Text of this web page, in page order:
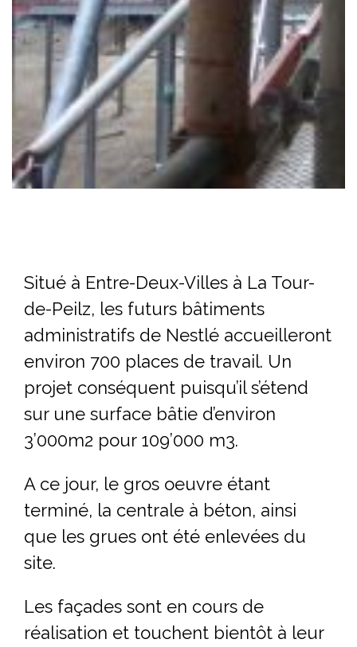
Situé à Entre-Deux-Villes à La Tour-
de-Peilz, les futurs bâtiments
administratifs de Nestlé accueilleront
environ 700 places de travail. Un
projet conséquent puisqu’il s’étend
sur une surface bâtie d’environ
3’000m2 pour 109’000 m3.
A ce jour, le gros oeuvre étant
terminé, la centrale à béton, ainsi
que les grues ont été enlevées du
site.
Les façades sont en cours de
réalisation et touchent bientôt à leur